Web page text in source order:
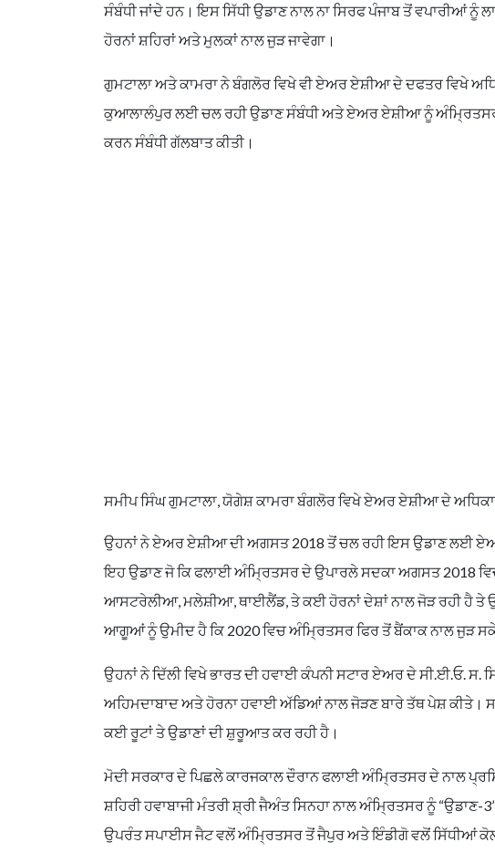
ਸੰਬੰਧੀ ਜਾਂਦੇ ਹਨ। ਇਸ ਸਿੱਧੀ ਉਡਾਣ ਨਾਲ ਨਾ ਸਿਰਫ ਪੰਜਾਬ ਤੋਂ ਵਪਾਰੀਆਂ ਨੂੰ
ਹੋਰਨਾਂ ਸ਼ਹਿਰਾਂ ਅਤੇ ਮੁਲਕਾਂ ਨਾਲ ਜੁੜ ਜਾਵੇਗਾ।
ਗੁਮਟਾਲਾ ਅਤੇ ਕਾਮਰਾ ਨੇ ਬੰਗਲੋਰ ਵਿਖੇ ਵੀ ਏਅਰ ਏਸ਼ੀਆ ਦੇ ਦਫਤਰ ਵਿਖੇ
ਕੁਆਲਾਲੰਪੁਰ ਲਈ ਚਲ ਰਹੀ ਉਡਾਣ ਸੰਬੰਧੀ ਅਤੇ ਏਅਰ ਏਸ਼ੀਆ ਨੂੰ ਅੰਮ੍ਰਿਤਸਰ
ਕਰਨ ਸੰਬੰਧੀ ਗੱਲਬਾਤ ਕੀਤੀ।
ਸਮੀਪ ਸਿੰਘ ਗੁਮਟਾਲਾ, ਯੋਗੇਸ਼ ਕਾਮਰਾ ਬੰਗਲੋਰ ਵਿਖੇ ਏਅਰ ਏਸ਼ੀਆ ਦੇ
ਉਹਨਾਂ ਨੇ ਏਅਰ ਏਸ਼ੀਆ ਦੀ ਅਗਸਤ 2018 ਤੋਂ ਚਲ ਰਹੀ ਇਸ ਉਡਾਣ ਲਈ
ਇਹ ਉਡਾਣ ਜੋ ਕਿ ਫਲਾਈ ਅੰਮ੍ਰਿਤਸਰ ਦੇ ਉਪਾਰਲੇ ਸਦਕਾ ਅਗਸਤ 2018
ਆਸਟਰੇਲੀਆ, ਮਲੇਸ਼ੀਆ, ਥਾਈਲੈਂਡ, ਤੇ ਕਈ ਹੋਰਨਾਂ ਦੇਸ਼ਾਂ ਨਾਲ ਜੋੜ ਰਹੀ ਹੈ ਤੇ
ਆਗੂਆਂ ਨੂੰ ਉਮੀਦ ਹੈ ਕਿ 2020 ਵਿਚ ਅੰਮ੍ਰਿਤਸਰ ਫਿਰ ਤੋਂ ਬੈਂਕਾਕ ਨਾਲ ਜੁੜ
ਉਹਨਾਂ ਨੇ ਦਿੱਲੀ ਵਿਖੇ ਭਾਰਤ ਦੀ ਹਵਾਈ ਕੰਪਨੀ ਸਟਾਰ ਏਅਰ ਦੇ ਸੀ.ਈ.ਓ. ਸ.
ਅਹਿਮਦਾਬਾਦ ਅਤੇ ਹੋਰਨਾ ਹਵਾਈ ਅੱਡਿਆਂ ਨਾਲ ਜੋੜਣ ਬਾਰੇ ਤੱਥ ਪੇਸ਼ ਕੀਤੇ।
ਕਈ ਰੂਟਾਂ ਤੇ ਉਡਾਣਾਂ ਦੀ ਸ਼ੁਰੂਆਤ ਕਰ ਰਹੀ ਹੈ।
ਮੋਦੀ ਸਰਕਾਰ ਦੇ ਪਿਛਲੇ ਕਾਰਜਕਾਲ ਦੌਰਾਨ ਫਲਾਈ ਅੰਮ੍ਰਿਤਸਰ ਦੇ ਨਾਲ
ਸ਼ਹਿਰੀ ਹਵਾਬਾਜੀ ਮੰਤਰੀ ਸ਼੍ਰੀ ਜੈਅੰਤ ਸਿਨਹਾ ਨਾਲ ਅੰਮ੍ਰਿਤਸਰ ਨੂੰ “ਉਡਾਣ-
ਉਪਰੰਤ ਸਪਾਈਸ ਜੈਟ ਵਲੋਂ ਅੰਮ੍ਰਿਤਸਰ ਤੋਂ ਜੈਪੁਰ ਅਤੇ ਇੰਡੀਗੋ ਵਲੋਂ ਸਿੱਧੀਆਂ